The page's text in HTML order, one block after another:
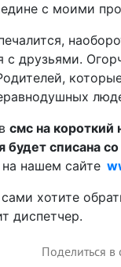
с моими
друзьями.
смс на
списана
нашем сайте
хотите
диспетчер.
Поделиться в